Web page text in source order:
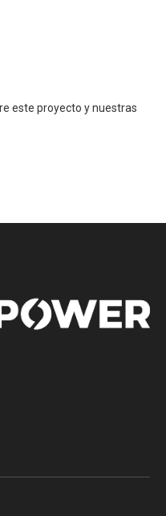
este proyecto y nuestras